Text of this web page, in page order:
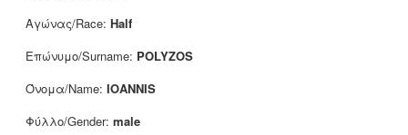
Αγώνας/Race: Half
Επώνυμο/Surname: POLYZOS
Όνομα/Name: IOANNIS
Φύλλο/Gender: male